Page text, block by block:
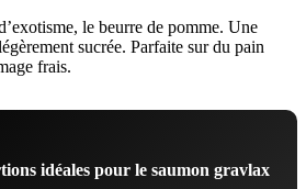
le beurre de pomme. Une
sucrée. Parfaite sur du pain
frais.
idéales pour le saumon gravlax